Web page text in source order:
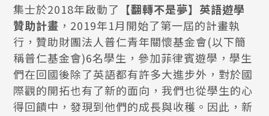
集士於2018年啟動了 【翻轉不是夢】英語遊學
贊助計畫 ，2019年1月開始了第一屆的計畫執
行，贊助財團法人普仁青年關懷基金會(以下簡
稱普仁基金會)6名學生，參加菲律賓遊學，學生
們在回國後除了英語都有許多大進步外，對於國
際觀的開拓也有了新的面向，我們也從學生的心
得回饋中，發現到他們的成長與收穫。因此，新